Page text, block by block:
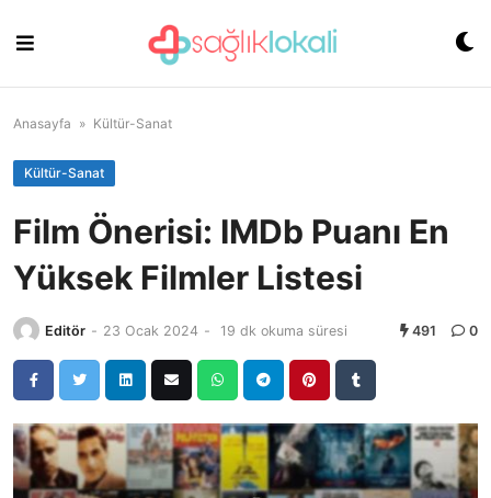
content
Anasayfa » Kültür-Sanat
Kültür-Sanat
Film Önerisi: IMDb Puanı En
Yüksek Filmler Listesi
Editör - 23 Ocak 2024 - 19 dk okuma süresi 491 0